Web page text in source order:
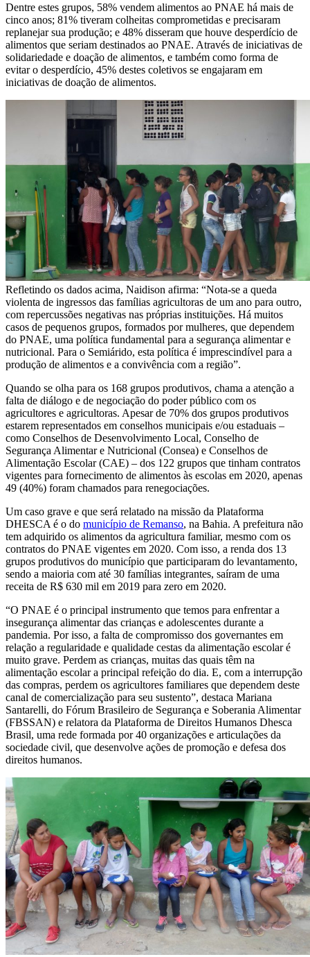
Dentre estes grupos, 58% vendem alimentos ao PNAE há mais de
cinco anos; 81% tiveram colheitas comprometidas e precisaram
replanejar sua produção; e 48% disseram que houve desperdício de
alimentos que seriam destinados ao PNAE. Através de iniciativas de
solidariedade e doação de alimentos, e também como forma de
evitar o desperdício, 45% destes coletivos se engajaram em
iniciativas de doação de alimentos.
Refletindo os dados acima, Naidison afirma: “Nota-se a queda
violenta de ingressos das famílias agricultoras de um ano para outro,
com repercussões negativas nas próprias instituições. Há muitos
casos de pequenos grupos, formados por mulheres, que dependem
do PNAE, uma política fundamental para a segurança alimentar e
nutricional. Para o Semiárido, esta política é imprescindível para a
produção de alimentos e a convivência com a região”.
Quando se olha para os 168 grupos produtivos, chama a atenção a
falta de diálogo e de negociação do poder público com os
agricultores e agricultoras. Apesar de 70% dos grupos produtivos
estarem representados em conselhos municipais e/ou estaduais –
como Conselhos de Desenvolvimento Local, Conselho de
Segurança Alimentar e Nutricional (Consea) e Conselhos de
Alimentação Escolar (CAE) – dos 122 grupos que tinham contratos
vigentes para fornecimento de alimentos às escolas em 2020, apenas
49 (40%) foram chamados para renegociações.
Um caso grave e que será relatado na missão da Plataforma
DHESCA é o do município de Remanso, na Bahia. A prefeitura não
tem adquirido os alimentos da agricultura familiar, mesmo com os
contratos do PNAE vigentes em 2020. Com isso, a renda dos 13
grupos produtivos do município que participaram do levantamento,
sendo a maioria com até 30 famílias integrantes, saíram de uma
receita de R$ 630 mil em 2019 para zero em 2020.
“O PNAE é o principal instrumento que temos para enfrentar a
insegurança alimentar das crianças e adolescentes durante a
pandemia. Por isso, a falta de compromisso dos governantes em
relação a regularidade e qualidade cestas da alimentação escolar é
muito grave. Perdem as crianças, muitas das quais têm na
alimentação escolar a principal refeição do dia. E, com a interrupção
das compras, perdem os agricultores familiares que dependem deste
canal de comercialização para seu sustento”, destaca Mariana
Santarelli, do Fórum Brasileiro de Segurança e Soberania Alimentar
(FBSSAN) e relatora da Plataforma de Direitos Humanos Dhesca
Brasil, uma rede formada por 40 organizações e articulações da
sociedade civil, que desenvolve ações de promoção e defesa dos
direitos humanos.